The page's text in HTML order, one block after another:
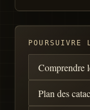
POURSUIVRE
Comprendre
Plan des